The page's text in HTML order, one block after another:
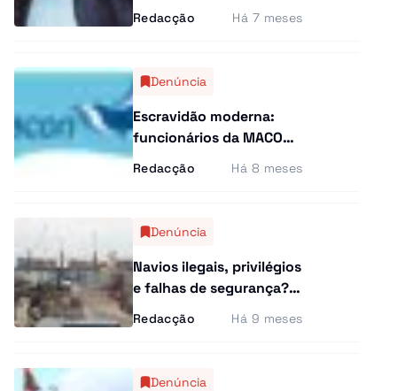
Última Hora
Ensino Superior
Gastronomia
Multimídia
Redacção Há 7 meses
Denúncia
Escravidão moderna:
funcionários da MACON
denunciam exploração
laboral
Redacção Há 8 meses
Denúncia
Navios ilegais, privilégios
e falhas de segurança?
Autoridades apontam
falhas na fiscalização do
Redacção Há 9 meses
Denúncia